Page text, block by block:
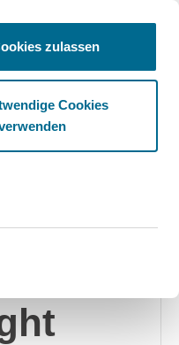
zulassen
Cookies